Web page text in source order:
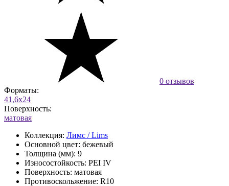
0 отзывов
Форматы:
41,6x24
Поверхность:
матовая
Коллекция: Лимс / Lims
Основной цвет: бежевый
Толщина (мм): 9
Износостойкость: PEI IV
Поверхность: матовая
Противоскольжение: R10